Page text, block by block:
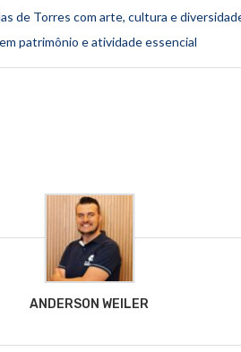
de Torres com arte, cultura e
patrimônio e atividade essencial
ANDERSON WEILER